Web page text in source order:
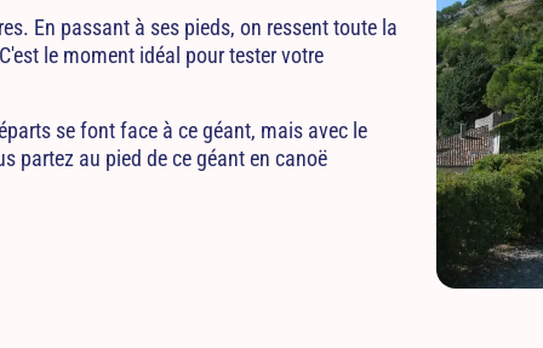
En passant à ses pieds, on ressent toute la
le moment idéal pour tester votre
se font face à ce géant, mais avec le
partez au pied de ce géant en canoë